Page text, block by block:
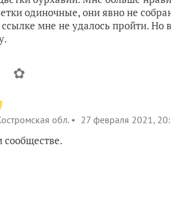
одиночные, они явно не
мне не удалось пройти.
✿
обл. 27 февраля 2021,